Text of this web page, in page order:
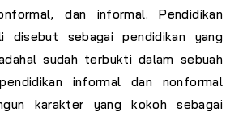
dan informal. Pendidikan
disebut sebagai pendidikan yang
sudah terbukti dalam sebuah
informal dan nonformal
karakter yang kokoh sebagai